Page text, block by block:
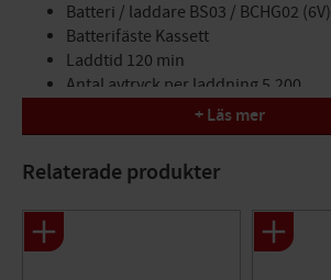
Batteri / laddare BS03 / BCHG02 (6V)
Batterifäste Kassett
Laddtid 120 min
Antal avtryck per laddning 5.200
Magasinkapacitet 100 klammer
Avtryckarfunktion Singelskott
Klammerlängd 16 - 40 mm
+ Läs mer
Relaterade produkter